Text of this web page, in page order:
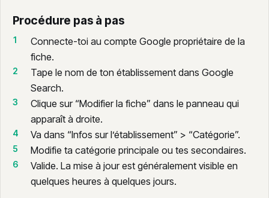
Procédure pas à pas
Connecte-toi au compte Google propriétaire de la
fiche.
Tape le nom de ton établissement dans Google
Search.
Clique sur “Modifier la fiche” dans le panneau qui
apparaît à droite.
Va dans “Infos sur l’établissement” > “Catégorie”.
Modifie ta catégorie principale ou tes secondaires.
Valide. La mise à jour est généralement visible en
quelques heures à quelques jours.